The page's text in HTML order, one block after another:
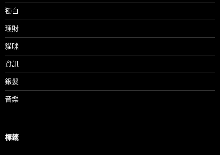
獨白
理財
貓咪
資訊
銀髮
音樂
標籤